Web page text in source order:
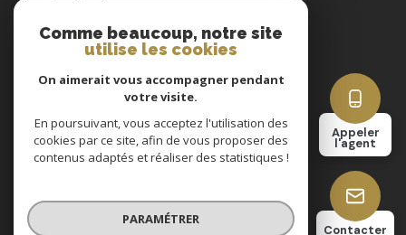
Appeler
l'agent
Contacter
Cookies
© 2026 | Tous droits réservés
Comme beaucoup, notre site
utilise les cookies
On aimerait vous accompagner pendant
votre visite.
En poursuivant, vous acceptez l'utilisation des
cookies par ce site, afin de vous proposer des
contenus adaptés et réaliser des statistiques !
PARAMÉTRER